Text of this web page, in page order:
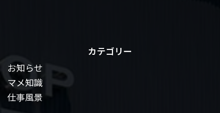
カテゴリー
お知らせ
マメ知識
仕事風景